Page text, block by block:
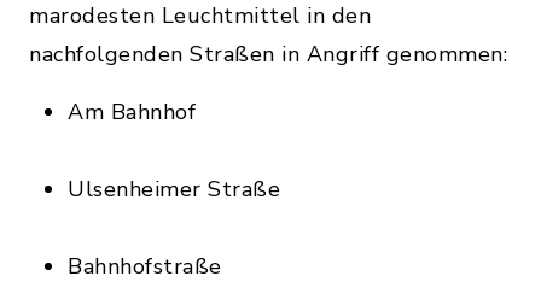
marodesten Leuchtmittel in den
nachfolgenden Straßen in Angriff genommen:
Am Bahnhof
Ulsenheimer Straße
Bahnhofstraße